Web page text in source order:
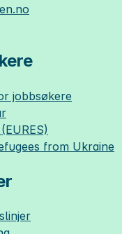
jobbsøkere
from Ukraine